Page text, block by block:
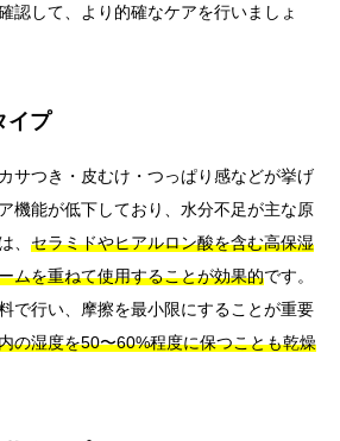
認して、より的確なケアを行いましょ
イプ
サつき・皮むけ・つっぱり感などが挙げ
機能が低下しており、水分不足が主な原
、 セラミドやヒアルロン酸を含む高保湿
ムを重ねて使用することが効果的です。
で行い、摩擦を最小限にすることが重要
の湿度を50〜60%程度に保つことも乾燥